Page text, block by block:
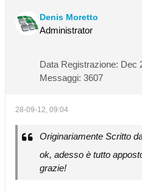
Denis Moretto
Administrator
Data Registrazione: Dec
Messaggi: 3607
28-09-12, 09:04
Originariamente Scritto
ok, adesso è tutto
grazie!